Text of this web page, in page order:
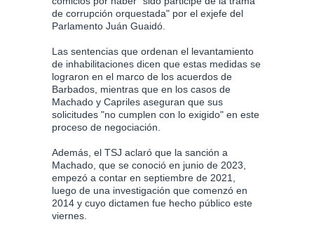
de corrupción orquestada" por el exjefe del
Parlamento Juán Guaidó.
Las sentencias que ordenan el levantamiento
de inhabilitaciones dicen que estas medidas se
lograron en el marco de los acuerdos de
Barbados, mientras que en los casos de
Machado y Capriles aseguran que sus
solicitudes "no cumplen con lo exigido" en este
proceso de negociación.
Además, el TSJ aclaró que la sanción a
Machado, que se conoció en junio de 2023,
empezó a contar en septiembre de 2021,
luego de una investigación que comenzó en
2014 y cuyo dictamen fue hecho público este
viernes.